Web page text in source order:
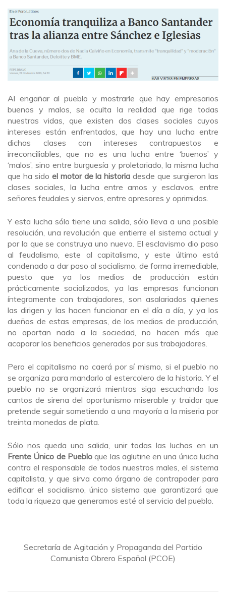
Al engañar al pueblo y mostrarle que hay empresarios
buenos y malos, se oculta la realidad que rige todas
nuestras vidas, que existen dos clases sociales cuyos
intereses están enfrentados, que hay una lucha entre
dichas clases con intereses contrapuestos e
irreconciliables, que no es una lucha entre ‘buenos’ y
‘malos’, sino entre burguesía y proletariado, la misma lucha
que ha sido el motor de la historia desde que surgieron las
clases sociales, la lucha entre amos y esclavos, entre
señores feudales y siervos, entre opresores y oprimidos.
Y esta lucha sólo tiene una salida, sólo lleva a una posible
resolución, una revolución que entierre el sistema actual y
por la que se construya uno nuevo. El esclavismo dio paso
al feudalismo, este al capitalismo, y este último está
condenado a dar paso al socialismo, de forma irremediable,
puesto que ya los medios de producción están
prácticamente socializados, ya las empresas funcionan
íntegramente con trabajadores, son asalariados quienes
las dirigen y las hacen funcionar en el día a día, y ya los
dueños de estas empresas, de los medios de producción,
no aportan nada a la sociedad, no hacen más que
acaparar los beneficios generados por sus trabajadores.
Pero el capitalismo no caerá por sí mismo, si el pueblo no
se organiza para mandarlo al estercolero de la historia. Y el
pueblo no se organizará mientras siga escuchando los
cantos de sirena del oportunismo miserable y traidor que
pretende seguir sometiendo a una mayoría a la miseria por
treinta monedas de plata.
Sólo nos queda una salida, unir todas las luchas en un
Frente Único de Puebloque las aglutine en una única lucha
contra el responsable de todos nuestros males, el sistema
capitalista, y que sirva como órgano de contrapoder para
edificar el socialismo, único sistema que garantizará que
toda la riqueza que generamos esté al servicio del pueblo.
Secretaría de Agitación y Propaganda del Partido
Comunista Obrero Español (PCOE)